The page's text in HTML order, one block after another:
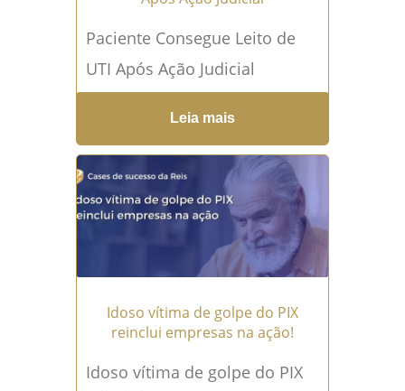
Paciente Consegue Leito de
UTI Após Ação Judicial
Conseguir um leito de UTI
pode representar a diferença
entre a recuperação e o...Leia
mais →
Leia mais
Idoso vítima de golpe do PIX
reinclui empresas na ação!
Idoso vítima de golpe do PIX